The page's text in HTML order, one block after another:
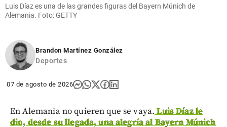
Luis Díaz es una de las grandes figuras del Bayern Múnich de
Alemania. Foto: GETTY
Brandon Martínez González
Deportes
07 de agosto de 2026
En Alemania no quieren que se vaya. Luis Díaz le
dio, desde su llegada, una alegría al Bayern Múnich